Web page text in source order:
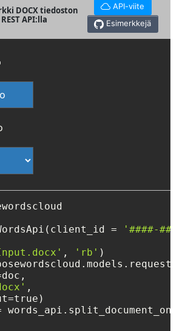
DOCX tiedoston
API:lla
API-viite
Esimerkkejä
=
'####-
, 'rb' )
,